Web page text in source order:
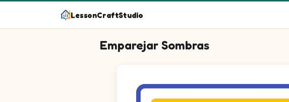
LessonCraftStudio
Emparejar Sombras
Pregunta 2: Une la mitad de arriba con la
Pregunta 3: Une la mitad de arriba con la mitad